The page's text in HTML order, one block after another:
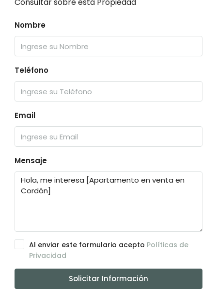
Nombre
Teléfono
Email
Mensaje
Al enviar este formulario acepto Políticas de
Privacidad
Solicitar Información